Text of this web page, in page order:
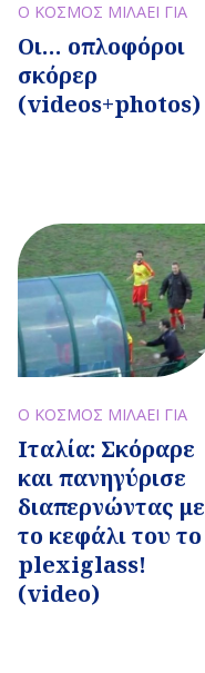
Ο ΚΟΣΜΟΣ ΜΙΛΑΕΙ ΓΙΑ
Οι… οπλοφόροι
σκόρερ
(videos+photos)
Ο ΚΟΣΜΟΣ ΜΙΛΑΕΙ ΓΙΑ
Ιταλία: Σκόραρε
και πανηγύρισε
διαπερνώντας με
το κεφάλι του το
plexiglass!
(video)